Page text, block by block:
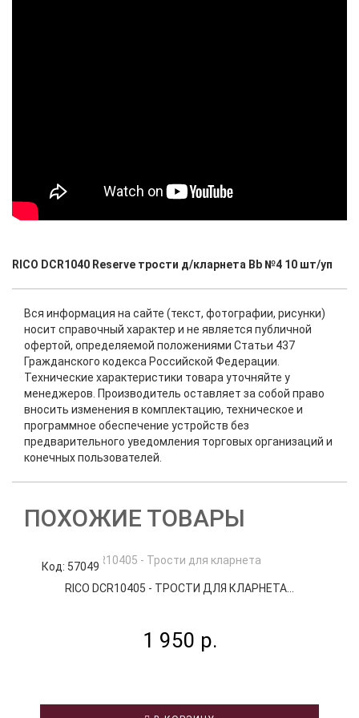
RICO DCR1040 Reserve трости д/кларнета Bb №4 10 шт/уп
Вся информация на сайте (текст, фотографии, рисунки)
носит справочный характер и не является публичной
офертой, определяемой положениями Статьи 437
Гражданского кодекса Российской Федерации.
Технические характеристики товара уточняйте у
менеджеров. Производитель оставляет за собой право
вносить изменения в комплектацию, техническое и
программное обеспечение устройств без
предварительного уведомления торговых организаций и
конечных пользователей.
ПОХОЖИЕ ТОВАРЫ
Код: 57049
RICO DCR10405 - ТРОСТИ ДЛЯ КЛАРНЕТА...
1 950 р.